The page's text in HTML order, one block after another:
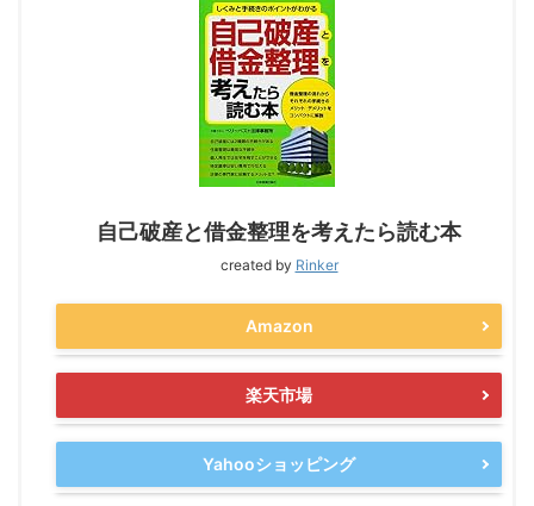
自己破産と借金整理を考えたら読む本
created by Rinker
Amazon
楽天市場
Yahooショッピング